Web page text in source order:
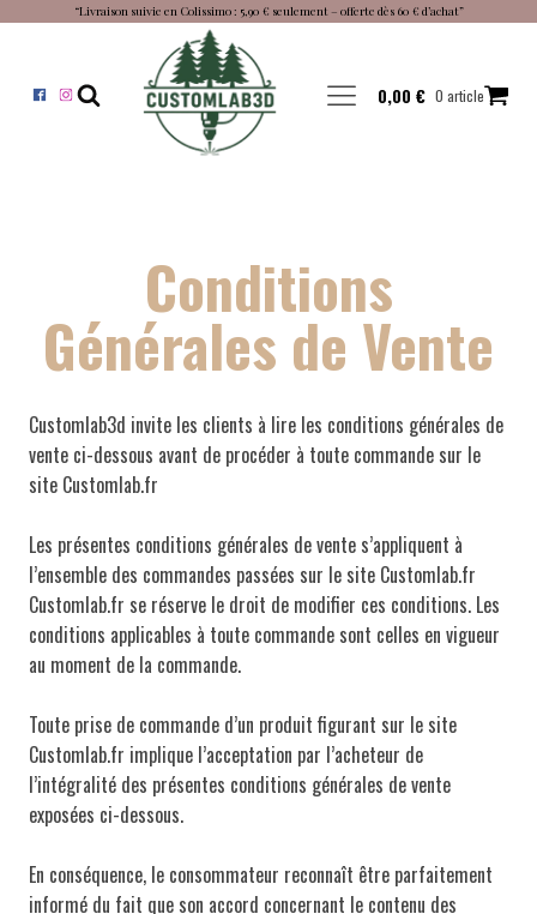
“Livraison suivie en Colissimo : 5,90 € seulement – offerte dès 60 € d’achat”
0,00 € 0 article
Conditions
Générales de Vente
Customlab3d invite les clients à lire les conditions générales de
vente ci-dessous avant de procéder à toute commande sur le
site Customlab.fr
Les présentes conditions générales de vente s’appliquent à
l’ensemble des commandes passées sur le site Customlab.fr
Customlab.fr se réserve le droit de modifier ces conditions. Les
conditions applicables à toute commande sont celles en vigueur
au moment de la commande.
Toute prise de commande d’un produit figurant sur le site
Customlab.fr implique l’acceptation par l’acheteur de
l’intégralité des présentes conditions générales de vente
exposées ci-dessous.
En conséquence, le consommateur reconnaît être parfaitement
informé du fait que son accord concernant le contenu des